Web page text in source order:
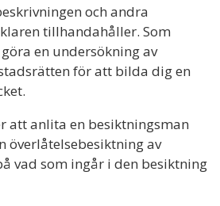
och andra
tillhandahåller. Som
en undersökning av
för att bilda dig en
att anlita en besiktningsman
överlåtelsebesiktning av
vad som ingår i den besiktning